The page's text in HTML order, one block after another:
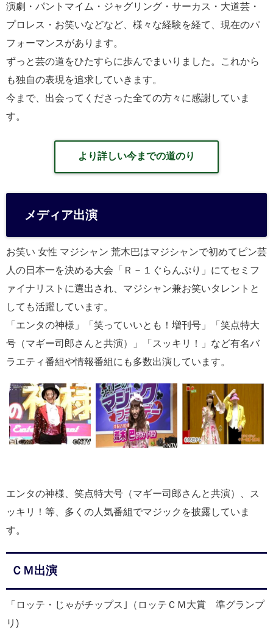
演劇・パントマイム・ジャグリング・サーカス・大道芸・
プロレス・お笑いなどなど、様々な経験を経て、現在のパ
フォーマンスがあります。
ずっと芸の道をひたすらに歩んでまいりました。これから
も独自の表現を追求していきます。
今まで、出会ってくださった全ての方々に感謝していま
す。
より詳しい今までの道のり
メディア出演
お笑い 女性 マジシャン 荒木巴はマジシャンで初めてピン芸
人の日本一を決める大会「Ｒ－１ぐらんぷり」にてセミフ
ァイナリストに選出され、マジシャン兼お笑いタレントと
しても活躍しています。
「エンタの神様」「笑っていいとも！増刊号」「笑点特大
号（マギー司郎さんと共演）」「スッキリ！」など有名バ
ラエティ番組や情報番組にも多数出演しています。
エンタの神様、笑点特大号（マギー司郎さんと共演）、ス
ッキリ！等、多くの人気番組でマジックを披露していま
す。
ＣＭ出演
「ロッテ・じゃがチップス｣（ロッテＣＭ大賞 準グランプ
リ)